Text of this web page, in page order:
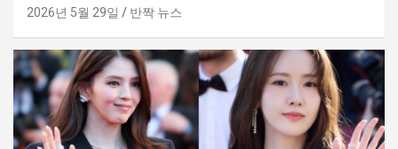
2026년 5월 29일 반짝 뉴스